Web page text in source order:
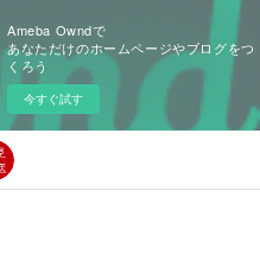
Ameba Owndで
あなただけのホームページやブログをつ
くろう
今すぐ試す